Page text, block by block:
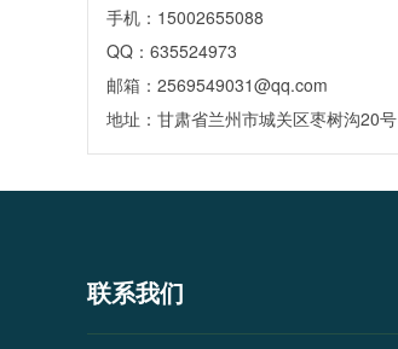
手机：15002655088
QQ：635524973
邮箱：2569549031@qq.com
地址：甘肃省兰州市城关区枣树沟20号
联系我们